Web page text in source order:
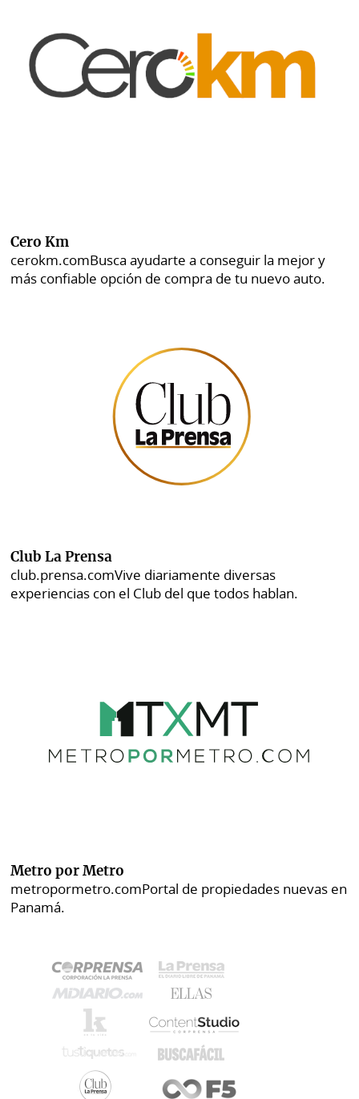
Cero Km
cerokm.comBusca ayudarte a conseguir la mejor y
más confiable opción de compra de tu nuevo auto.
Club La Prensa
club.prensa.comVive diariamente diversas
experiencias con el Club del que todos hablan.
Metro por Metro
metropormetro.comPortal de propiedades nuevas en
Panamá.